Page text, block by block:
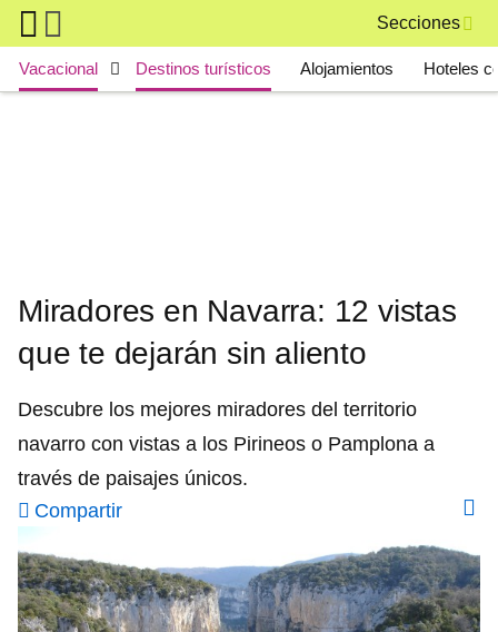
Skip to main content
Secciones
Main navigation
Vacacional Destinos turísticos Alojamientos Hoteles
Miradores en Navarra: 12 vistas
que te dejarán sin aliento
Descubre los mejores miradores del territorio
navarro con vistas a los Pirineos o Pamplona a
través de paisajes únicos.
Compartir